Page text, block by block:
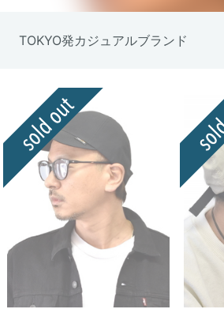
TOKYO発カジュアルブランド